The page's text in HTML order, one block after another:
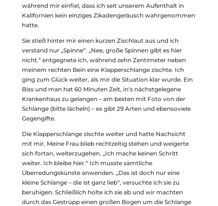
während mir einfiel, dass ich seit unserem Aufenthalt in
Kalifornien kein einziges Zikadengeräusch wahrgenommen
hatte.
Sie stieß hinter mir einen kurzen Zischlaut aus und ich
verstand nur „Spinne“. „Nee, große Spinnen gibt es hier
nicht.“ entgegnete ich, während zehn Zentimeter neben
meinem rechten Bein eine Klapperschlange zischte. Ich
ging zum Glück weiter, als mir die Situation klar wurde. Ein
Biss und man hat 60 Minuten Zeit, in‘s nächstgelegene
Krankenhaus zu gelangen – am besten mit Foto von der
Schlange (bitte lächeln) – es gibt 29 Arten und ebensoviele
Gegengifte.
Die Klapperschlange zischte weiter und hatte Nachsicht
mit mir. Meine Frau blieb rechtzeitig stehen und weigerte
sich fortan, weiterzugehen. „Ich mache keinen Schritt
weiter. Ich bleibe hier.“ Ich musste sämtliche
Überredungskünste anwenden. „Das ist doch nur eine
kleine Schlange – die ist ganz lieb“, versuchte ich sie zu
beruhigen. Schließlich holte ich sie ab und wir machten
durch das Gestrüpp einen großen Bogen um die Schlange